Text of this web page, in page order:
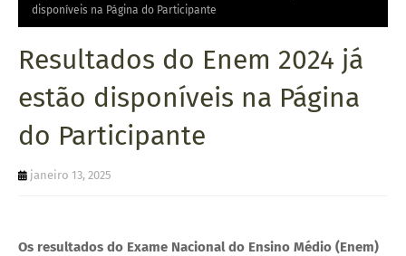
S
T
A
Q
U
disponíveis na Página do Participante
Resultados do Enem 2024 já
estão disponíveis na Página
do Participante
janeiro 13, 2025
Os resultados do Exame Nacional do Ensino Médio (Enem)